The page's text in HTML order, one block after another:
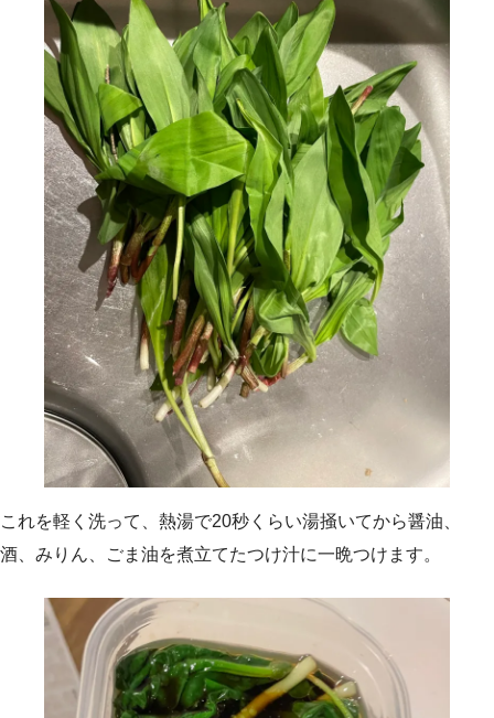
これを軽く洗って、熱湯で20秒くらい湯掻いてから醤油、
酒、みりん、ごま油を煮立てたつけ汁に一晩つけます。